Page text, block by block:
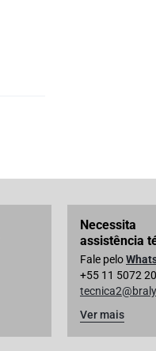
Necessita
assistência
Fale pelo
+55 11 5072
Ver mais